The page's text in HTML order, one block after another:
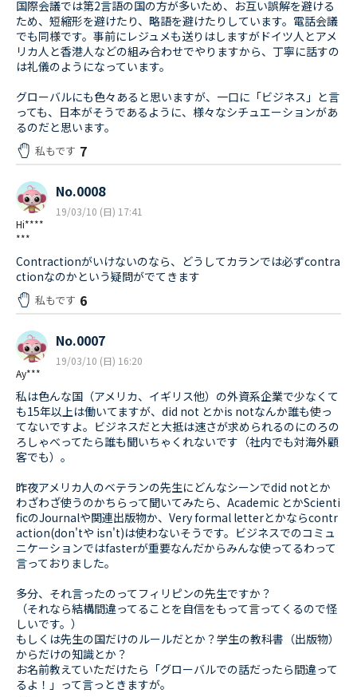
国際会議では第2言語の国の方が多いため、お互い誤解を避ける
ため、短縮形を避けたり、略語を避けたりしています。電話会議
でも同様です。事前にレジュメも送りはしますがドイツ人とアメ
リカ人と香港人などの組み合わせでやりますから、丁寧に話すの
は礼儀のようになっています。
グローバルにも色々あると思いますが、一口に「ビジネス」と言
っても、日本がそうであるように、様々なシチュエーションがあ
るのだと思います。
私もです 7
Hi****
***
No.0008
19/03/10 (日) 17:41
Contractionがいけないのなら、どうしてカランでは必ずcontra
ctionなのかという疑問がでてきます
私もです 6
Ay***
No.0007
19/03/10 (日) 16:20
私は色んな国（アメリカ、イギリス他）の外資系企業で少なくて
も15年以上は働いてますが、did not とかis notなんか誰も使っ
てないですよ。ビジネスだと大抵は速さが求められるのにのろの
ろしゃべってたら誰も聞いちゃくれないです（社内でも対海外顧
客でも）。
昨夜アメリカ人のベテランの先生にどんなシーンでdid notとか
わざわざ使うのかちらって聞いてみたら、Academic とかScienti
ficのJournalや関連出版物か、Very formal letterとかならcontr
action(don'tや isn't)は使わないそうです。ビジネスでのコミュ
ニケーションではfasterが重要なんだからみんな使ってるわって
言っておりました。
多分、それ言ったのってフィリピンの先生ですか？
（それなら結構間違ってることを自信をもって言ってくるので怪
しいです。）
もしくは先生の国だけのルールだとか？学生の教科書（出版物）
からだけの知識とか？
お名前教えていただけたら「グローバルでの話だったら間違って
るよ！」って言っときますが。